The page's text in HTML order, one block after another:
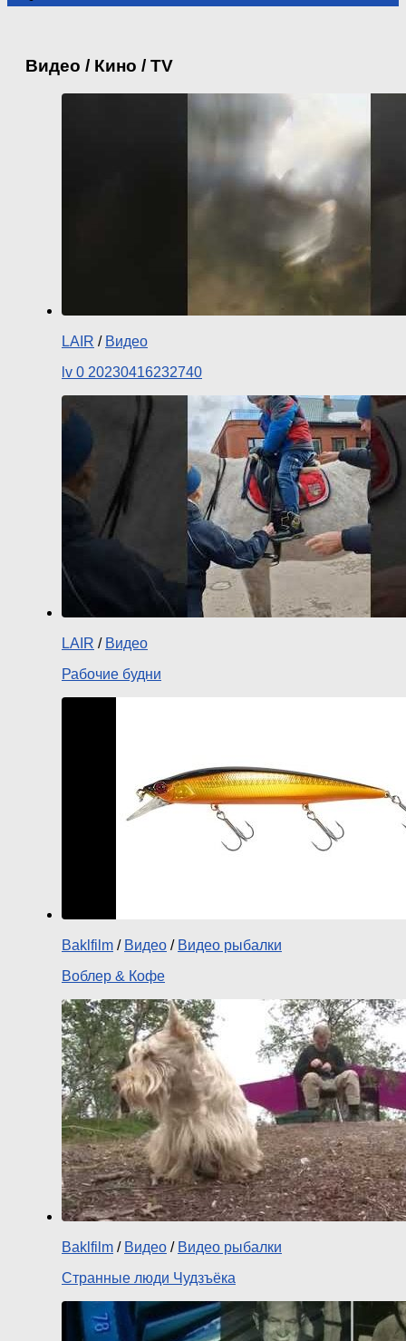
Видео / Кино / TV
LAIR / Видео
lv 0 20230416232740
LAIR / Видео
Рабочие будни
Baklfilm / Видео / Видео рыбалки
Воблер & Кофе
Baklfilm / Видео / Видео рыбалки
Странные люди Чудзъёка